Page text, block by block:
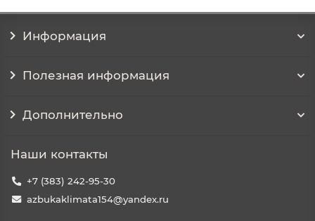
Информация
Полезная информация
Дополнительно
Наши контакты
+7 (383) 242-95-30
azbukaklimata154@yandex.ru